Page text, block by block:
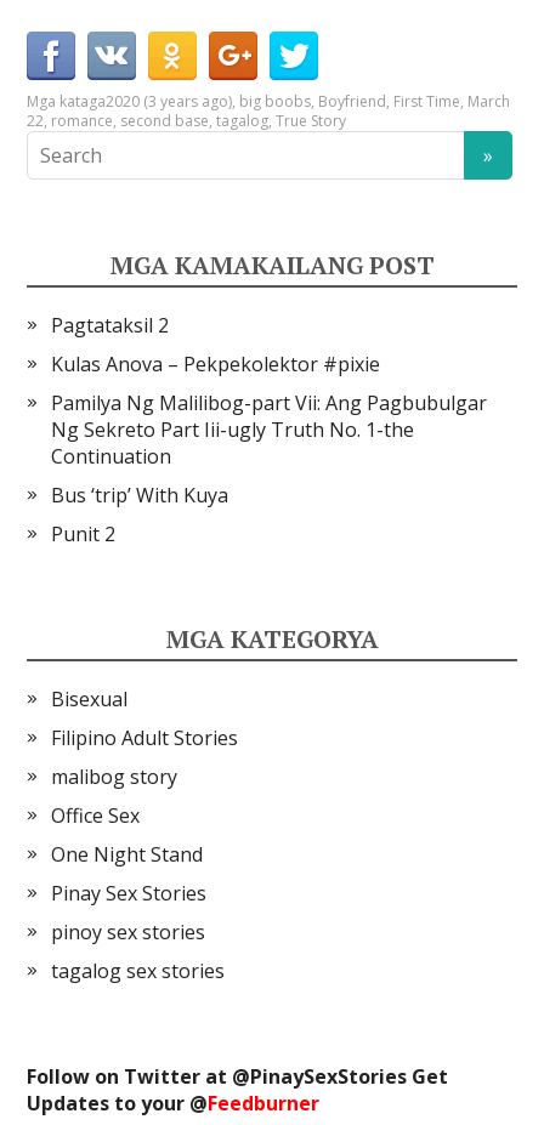
Mga kataga2020 (3 years ago), big boobs, Boyfriend, First Time, March
22, romance, second base,tagalog,True Story
MGA KAMAKAILANG POST
Pagtataksil 2
Kulas Anova – Pekpekolektor #pixie
Pamilya Ng Malilibog-part Vii: Ang Pagbubulgar
Ng Sekreto Part Iii-ugly Truth No. 1-the
Continuation
Bus ‘trip’ With Kuya
Punit 2
MGA KATEGORYA
Bisexual
Filipino Adult Stories
malibog story
Office Sex
One Night Stand
Pinay Sex Stories
pinoy sex stories
tagalog sex stories
Follow on Twitter at @PinaySexStories Get
Updates to your @Feedburner